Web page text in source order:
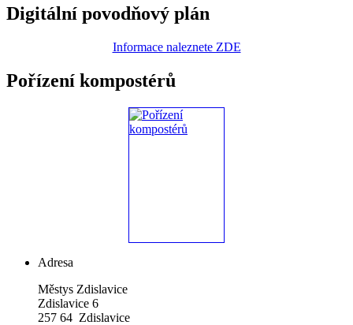
Digitální povodňový plán
Informace naleznete ZDE
Pořízení kompostérů
Adresa
Městys Zdislavice
Zdislavice 6
257 64 Zdislavice